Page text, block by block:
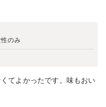
性のみ
てよかったです。味もおい